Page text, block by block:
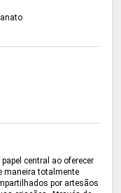
central ao oferecer
maneira totalmente
por artesãos